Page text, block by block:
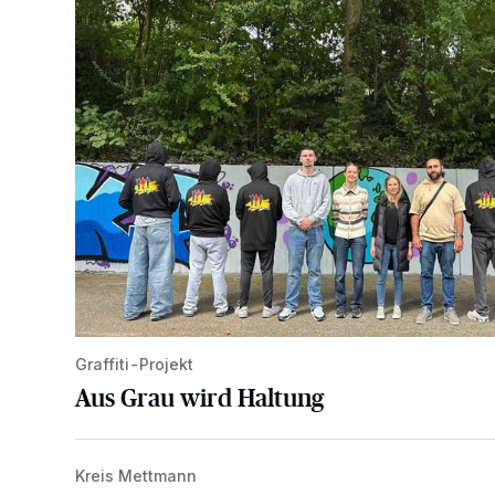
Graffiti-Projekt
Aus Grau wird Haltung
Appell für teilweise Freigabe des Seitenstreifens auf
Kreis Mettmann